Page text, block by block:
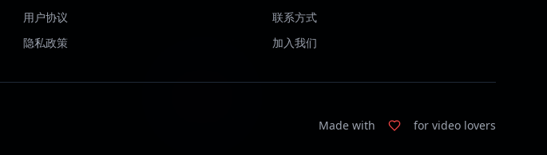
用户协议
隐私政策
联系方式
加入我们
Made with for video lovers